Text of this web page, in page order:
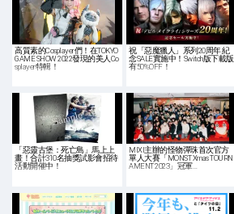
高質素的Cosplayer們！在TOKYO
GAME SHOW 2022發現的美人Co
splayer特輯！
祝「惡魔獵人」系列20周年 紀
念SALE實施中！Switch版下載版
有50%OFF！
「惡靈古堡：死亡島」馬上上
畫！合計310名抽獎試影會招待
活動開催中！
MIXI主辦的怪物彈珠首次官方
單人大賽「MONST Xmas TOURN
AMENT 2023」冠軍…